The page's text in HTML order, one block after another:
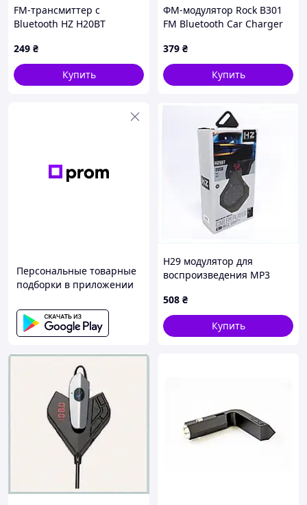
FM-трансмиттер с
Bluetooth HZ H20BT
249 ₴
Купить
ФМ-модулятор Rock B301
FM Bluetooth Car Charger
379 ₴
Купить
Персональные товарные
подборки в приложении
H29 модулятор для
воспроизведения MP3
508 ₴
Купить